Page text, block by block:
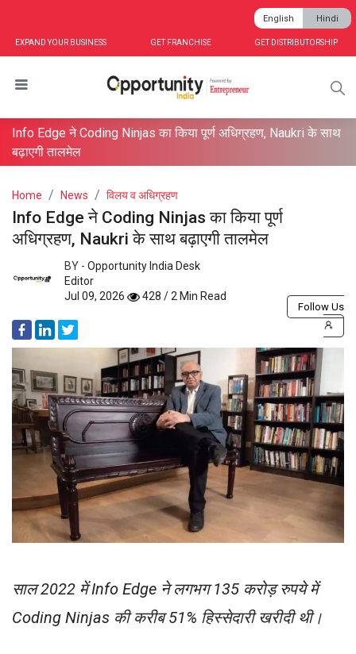
EXPAND YOUR BUSINESS GET FRANCHISE GET DISTRIBUTORSHIP
English Hindi
Info Edge ने Coding Ninjas का किया पूर्ण अधिग्रहण, Naukri के साथ
बढ़ाएगी तालमेल
Home News विलय व अधिग्रहण
Info Edge ने Coding Ninjas का किया पूर्ण
अधिग्रहण, Naukri के साथ बढ़ाएगी तालमेल
BY - Opportunity India Desk
Editor
Jul 09, 2026
428 / 2 Min Read
Follow Us
साल 2022 में Info Edge ने लगभग 135 करोड़ रुपये में
Coding Ninjas की करीब 51% हिस्सेदारी खरीदी थी।